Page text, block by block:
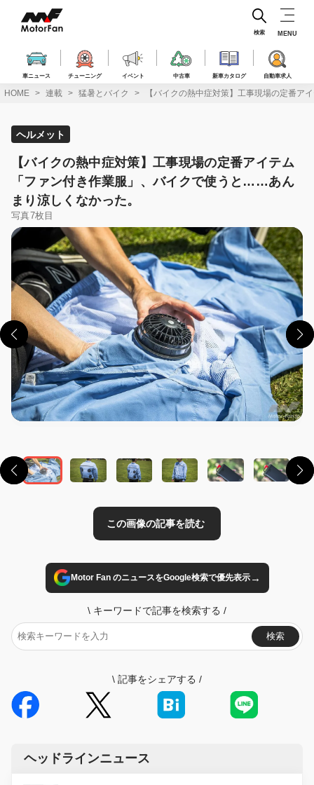
ス
車ニュース チューニング イベント 中古車 新車カタログ 自動車求人
検索 MENU
HOME 連載 猛暑とバイク 【バイクの熱中症対策】工事現場の定番
ヘルメット
【バイクの熱中症対策】工事現場の定番アイテム
「ファン付き作業服」、バイクで使うと……あん
まり涼しくなかった。
写真7枚目
Motor Fan のニュースをGoogle検索で優先表示→
\ キーワードで記事を検索する /
検索
\ 記事をシェアする /
ヘッドラインニュース